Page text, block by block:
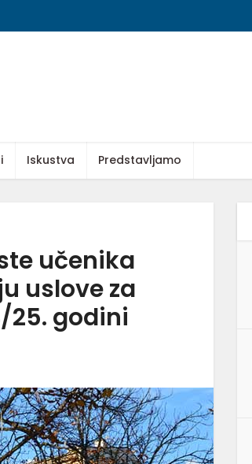
Iskustva Predstavljamo
učenika
uslove za
25. godini